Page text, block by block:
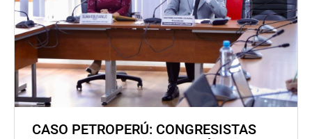
CASO PETROPERÚ: CONGRESISTAS